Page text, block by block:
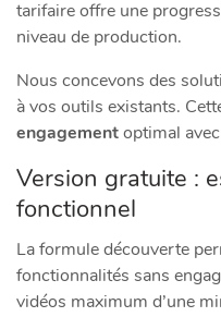
tarifaire offre une
niveau de production.
Nous concevons des
à vos outils existants.
engagementoptimal
Version gratuite :
fonctionnel
La formule découverte
fonctionnalités sans
vidéos maximum d’une